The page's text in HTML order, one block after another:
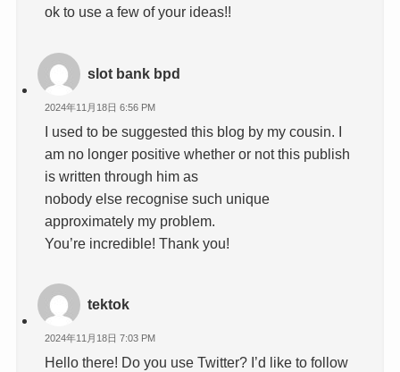
ok to use a few of your ideas!!
slot bank bpd
2024年11月18日 6:56 PM
I used to be suggested this blog by my cousin. I
am no longer positive whether or not this publish
is written through him as
nobody else recognise such unique
approximately my problem.
You’re incredible! Thank you!
tektok
2024年11月18日 7:03 PM
Hello there! Do you use Twitter? I’d like to follow